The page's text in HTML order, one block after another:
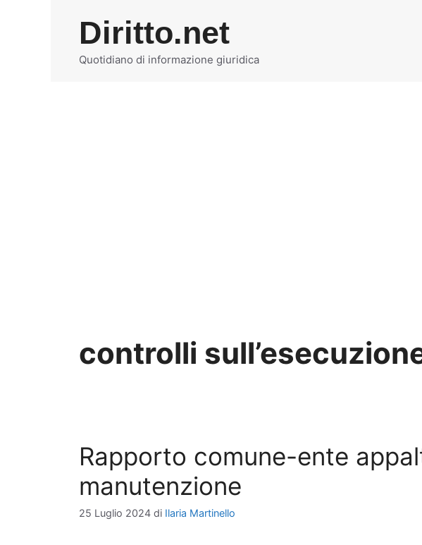
Diritto.net
Quotidiano di informazione giuridica
controlli
Rapporto comune-ente
manutenzione
25 Luglio 2024 di Ilaria Martinello